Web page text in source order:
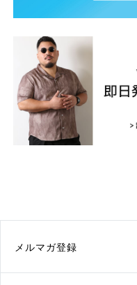
メルマガ登録